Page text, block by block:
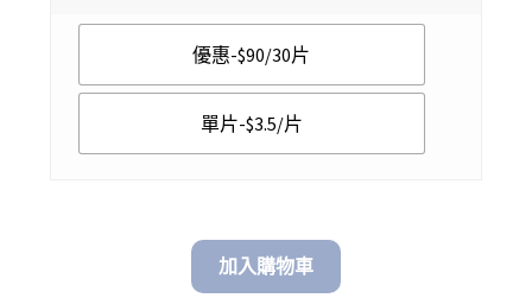
$ 3.50
優惠-$90/30片
單片-$3.5/片
加入購物車